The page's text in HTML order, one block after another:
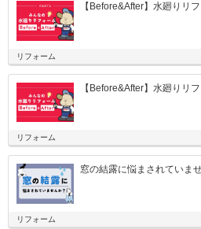
【Before&After】水廻りリ
リフォーム
【Before&After】水廻りリ
リフォーム
窓の結露に悩まされていま
リフォーム